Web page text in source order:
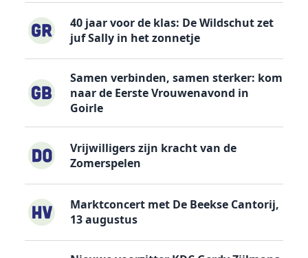
40 jaar voor de klas: De Wildschut zet
juf Sally in het zonnetje
Samen verbinden, samen sterker: kom
naar de Eerste Vrouwenavond in
Goirle
Vrijwilligers zijn kracht van de
Zomerspelen
Marktconcert met De Beekse Cantorij,
13 augustus